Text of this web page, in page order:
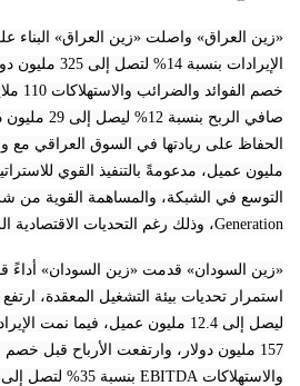
«زين العراق» واصلت «زين العراق» البناء
الإيرادات
صافي الربح
مليون عميل، مدعومةً بالتنفيذ القوي
Generation، وذلك رغم التحديات الاقتصادية الراهنة.
«زين السودان» قدمت «زين السودان» أداءً
157 مليون دولار، وارتفعت الأرباح قبل